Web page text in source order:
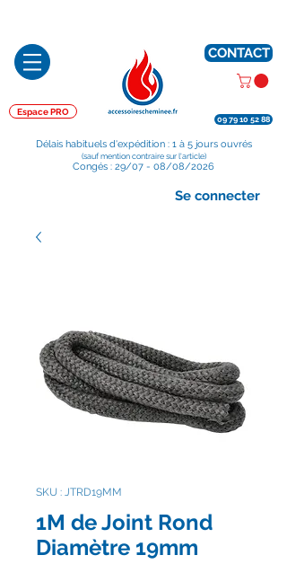
Espace PRO
CONTACT
09 79 10 52 88
Délais habituels d'expédition : 1 à 5 jours ouvrés
(sauf mention contraire sur l'article)
Congés : 29/07 - 08/08/2026
Se connecter
SKU : JTRD19MM
1M de Joint Rond
Diamètre 19mm